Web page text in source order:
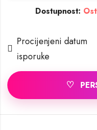
Dostupnost:
Procijenjeni datum
isporuke
♡